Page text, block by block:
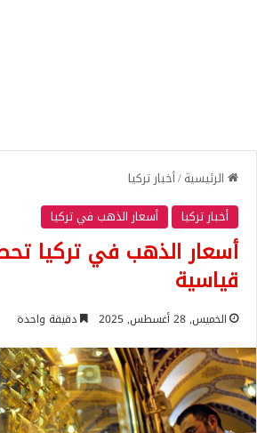
الرئيسية/أخبار تركيا
أخبار تركيا
أسعار الذهب في تركيا
أسعار الذهب في تركيا
قياسية
الخميس, 28 أغسطس, 2025 دقيقة واحدة